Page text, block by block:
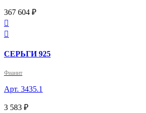
367 604 ₽


СЕРЬГИ 925
Фианит
Арт. 3435.1
3 583 ₽